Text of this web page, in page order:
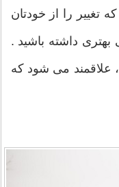
تغییر را از خودتان
داشته باشید .
، علاقمند می شود که